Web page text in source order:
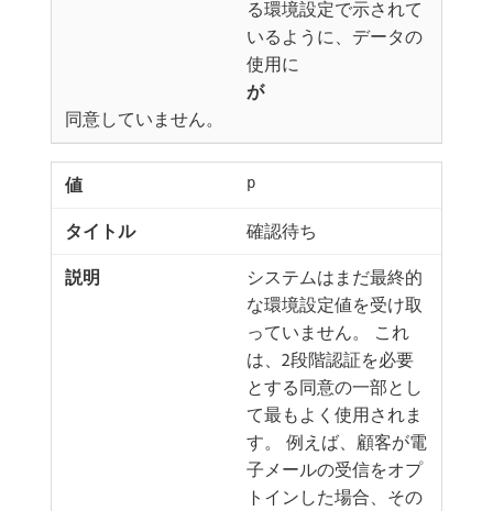
る環境設定で示されて
いるように、データの
使用に​
が
​同意していません。
p
確認待ち
システムはまだ最終的
な環境設定値を受け取
っていません。 これ
は、2段階認証を必要
とする同意の一部とし
て最もよく使用されま
す。 例えば、顧客が電
子メールの受信をオプ
トインした場合、その